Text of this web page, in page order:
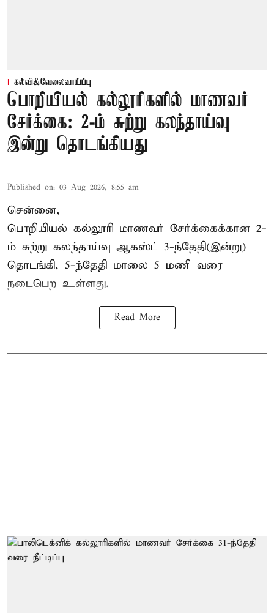
கல்வி&வேலைவாய்ப்பு
பொறியியல் கல்லூரிகளில் மாணவர்
சேர்க்கை: 2-ம் சுற்று கலந்தாய்வு
இன்று தொடங்கியது
Published on: 03 Aug 2026, 8:55 am
சென்னை,
பொறியியல் கல்லூரி மாணவர் சேர்க்கைக்கான 2-
ம் சுற்று கலந்தாய்வு ஆகஸ்ட் 3-ந்தேதி(இன்று)
தொடங்கி, 5-ந்தேதி மாலை 5 மணி வரை
நடைபெற உள்ளது.
Read More